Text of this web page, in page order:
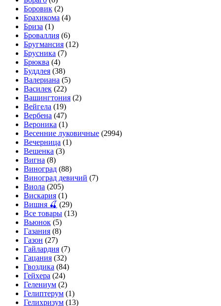
Боровик (2)
Брахикома (4)
Бриза (1)
Броваллия (6)
Бругмансия (12)
Брусника (7)
Брюква (4)
Буддлея (38)
Валериана (5)
Василек (22)
Вашингтония (2)
Вейгела (19)
Вербена (47)
Вероника (1)
Весенние луковичные (2994)
Вечерница (1)
Вешенка (3)
Вигна (8)
Виноград (88)
Виноград девичий (7)
Виола (205)
Вискария (1)
Вишня 🍒 (29)
Все товары (13)
Вьюнок (5)
Газания (8)
Газон (27)
Гайлардия (7)
Гацания (32)
Гвоздика (84)
Гейхера (24)
Гелениум (2)
Гелиптерум (1)
Гелихризум (13)